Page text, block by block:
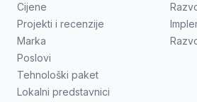
Cijene
Projekti i recenzije
Marka
Poslovi
Tehnološki paket
Lokalni predstavnici